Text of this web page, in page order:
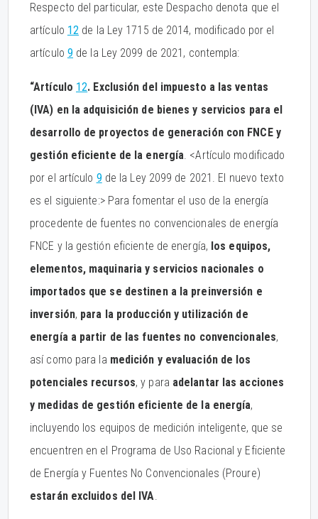
Respecto del particular, este Despacho denota que el
artículo 12 de la Ley 1715 de 2014, modificado por el
artículo 9 de la Ley 2099 de 2021, contempla:
“Artículo 12. Exclusión del impuesto a las ventas
(IVA) en la adquisición de bienes y servicios para el
desarrollo de proyectos de generación con FNCE y
gestión eficiente de la energía. <Artículo modificado
por el artículo 9 de la Ley 2099 de 2021. El nuevo texto
es el siguiente:> Para fomentar el uso de la energía
procedente de fuentes no convencionales de energía
FNCE y la gestión eficiente de energía, los equipos,
elementos, maquinaria y servicios nacionales o
importados que se destinen a la preinversión e
inversión, para la producción y utilización de
energía a partir de las fuentes no convencionales,
así como para la medición y evaluación de los
potenciales recursos, y para adelantar las acciones
y medidas de gestión eficiente de la energía,
incluyendo los equipos de medición inteligente, que se
encuentren en el Programa de Uso Racional y Eficiente
de Energía y Fuentes No Convencionales (Proure)
estarán excluidos del IVA.